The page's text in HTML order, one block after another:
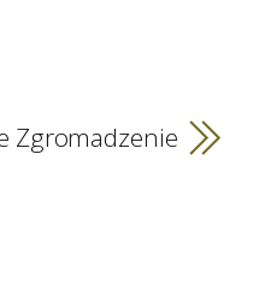
Zgromadzenie